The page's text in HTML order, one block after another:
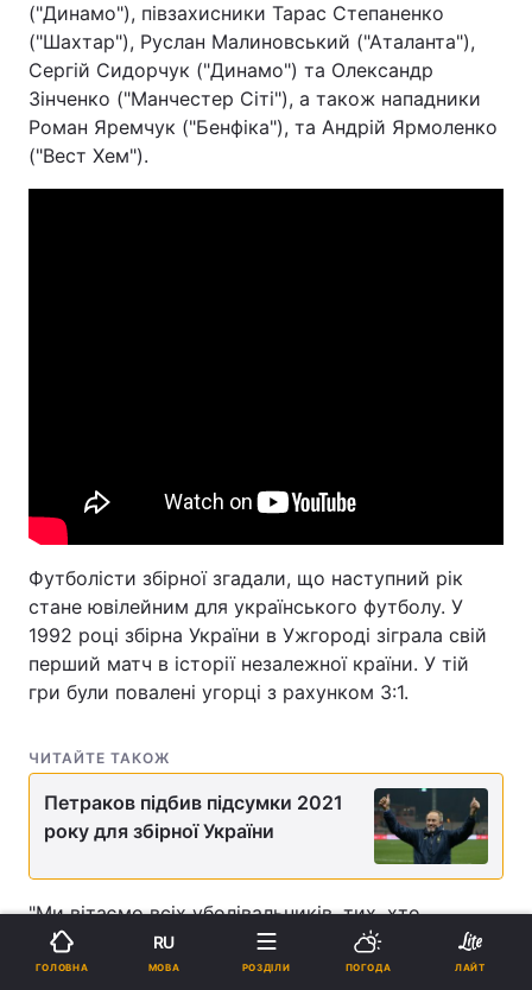
("Динамо"), півзахисники Тарас Степаненко
("Шахтар"), Руслан Малиновський ("Аталанта"),
Сергій Сидорчук ("Динамо") та Олександр
Зінченко ("Манчестер Сіті"), а також нападники
Роман Яремчук ("Бенфіка"), та Андрій Ярмоленко
("Вест Хем").
Футболісти збірної згадали, що наступний рік
стане ювілейним для українського футболу. У
1992 році збірна України в Ужгороді зіграла свій
перший матч в історії незалежної країни. У тій
гри були повалені угорці з рахунком 3:1.
ЧИТАЙТЕ ТАКОЖ
Петраков підбив підсумки 2021
року для збірної України
"Ми вітаємо всіх уболівальників, тих, хто
приходить на стадіон, тих, хто дивиться матчі по
ТБ, тих, хто стежить за подіями за допомогою
ГОЛОВНА
RU
МОВА РОЗДІЛИ ПОГОДА ЛАЙТ